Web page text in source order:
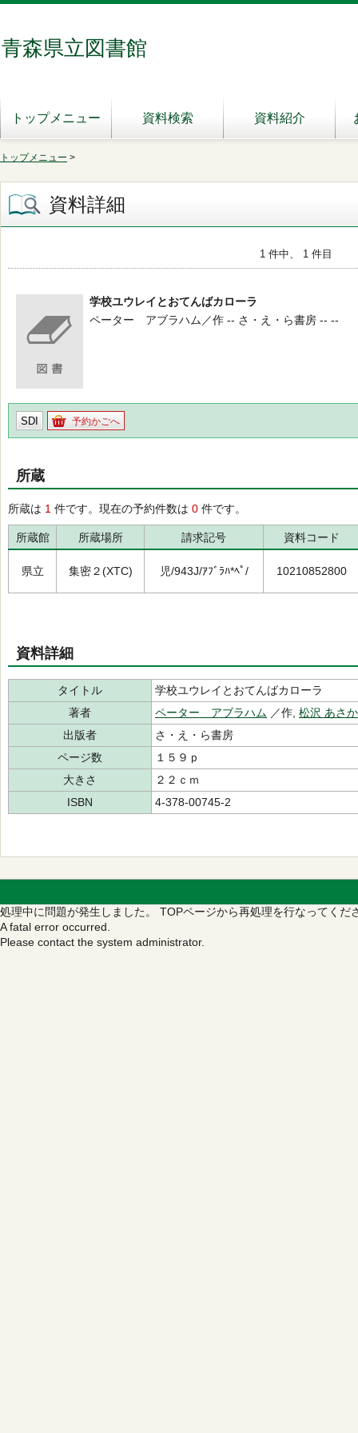
青森県立図書館
トップメニュー 資料検索 資料紹介
トップメニュー >
資料詳細
1 件中、 1 件目
学校ユウレイとおてんばカローラ
ペーター アブラハム／作 -- さ・え・ら書房 -- --
SDI 予約かごへ
所蔵
所蔵は 1 件です。現在の予約件数は 0 件です。
所蔵館 所蔵場所 請求記号 資料コード
県立 集密２(XTC) 児/943J/ｱﾌﾞﾗﾊ*ﾍﾟ/ 10210852800
資料詳細
タイトル
学校ユウレイとおてんばカローラ
著者
ペーター アブラハム ／作, 松沢 あさか
出版者
さ・え・ら書房
ページ数
１５９ｐ
大きさ
２２ｃｍ
ISBN
4-378-00745-2
処理中に問題が発生しました。 TOPページから再処理を行なってくだ
A fatal error occurred.
Please contact the system administrator.